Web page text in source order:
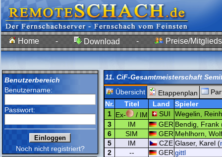
Home - Download - Preise/
Benutzerbereich
Benutzername:
Passwort:
Noch nicht registriert?
11. CiF-Gesamtmeisterschaft
Übersicht
Etappenplan
Nr.
Titel Land
Spieler
1 Ex- / IM SUI
Wegelin,
3
IM GER Bendig, Frank
6
SIM GER Mehlhorn,
5
IM CZE Glaser, Karel (
2
-- GER gittl